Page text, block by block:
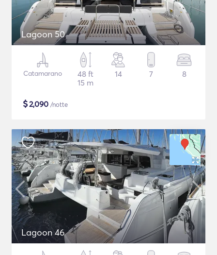
Lagoon 50
Catamarano
48 ft
15 m
14 7 8
$2,090 /notte
Lagoon 46